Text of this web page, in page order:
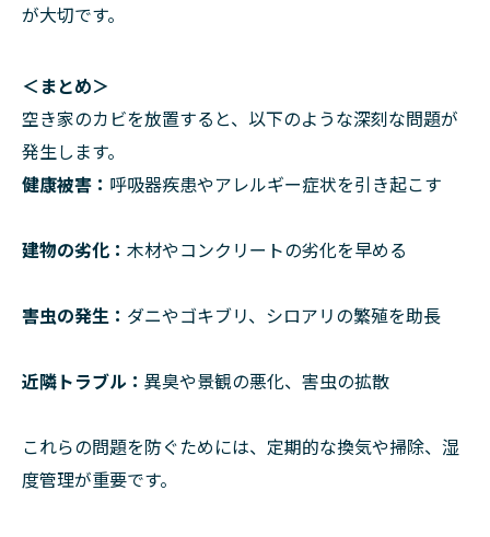
が大切です。
＜まとめ＞
空き家のカビを放置すると、以下のような深刻な問題が
発生します。
健康被害： 呼吸器疾患やアレルギー症状を引き起こす
建物の劣化： 木材やコンクリートの劣化を早める
害虫の発生： ダニやゴキブリ、シロアリの繁殖を助長
近隣トラブル： 異臭や景観の悪化、害虫の拡散
これらの問題を防ぐためには、定期的な換気や掃除、湿
度管理が重要です。